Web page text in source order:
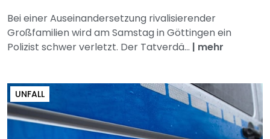
Bei einer Auseinandersetzung rivalisierender
Großfamilien wird am Samstag in Göttingen ein
Polizist schwer verletzt. Der Tatverdä... | mehr
UNFALL